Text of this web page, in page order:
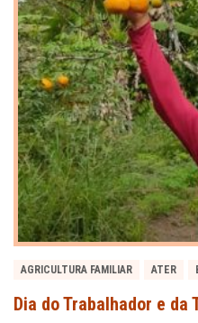
AGRICULTURA FAMILIAR ATER
Dia do Trabalhador e da